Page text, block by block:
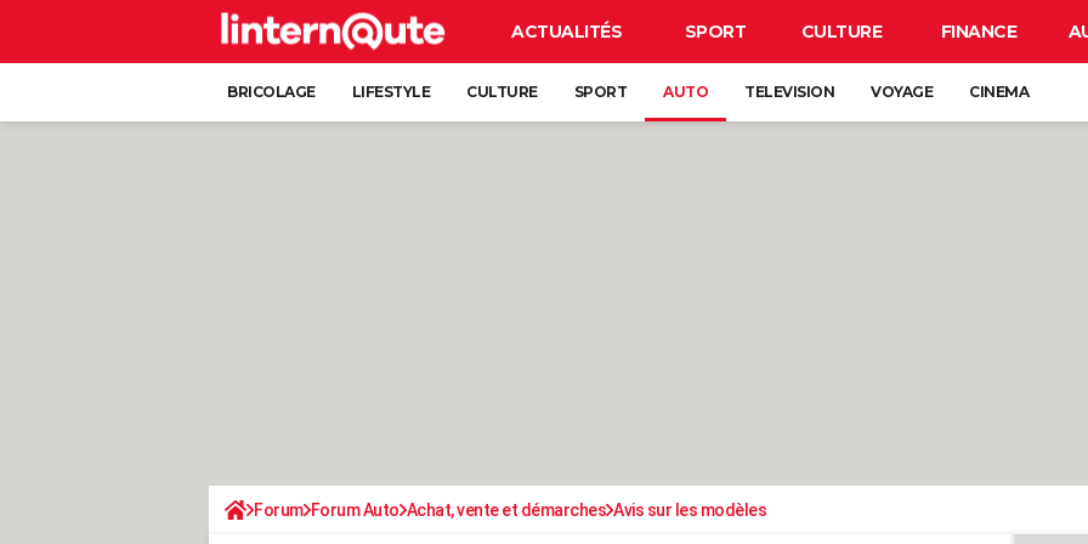
ACTUALITÉS SPORT CULTURE FINANCE
BRICOLAGE LIFESTYLE CULTURE SPORT AUTO TELEVISION VOYAGE CINEMA
Forum Forum Auto Achat, vente et démarches Avis sur les modèles